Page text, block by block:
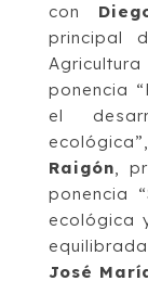
con
principal
ponencia
el
Raigón,
ponencia
ecológica
José